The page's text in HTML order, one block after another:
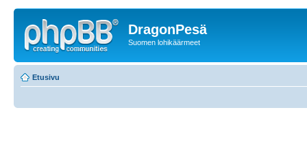
DragonPesä
Suomen lohikäärmeet
Etusivu